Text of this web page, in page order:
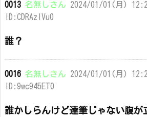
0013 名無しさん 2024/01/01(月)
ID:CDRAzIVu0
誰？
0016 名無しさん 2024/01/01(月)
ID:9wc945ET0
誰かしらんけど達筆じゃない腹が